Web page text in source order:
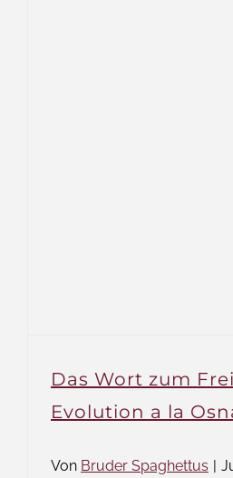
Das Wort zum
Evolution a la
Von Bruder Spaghettus